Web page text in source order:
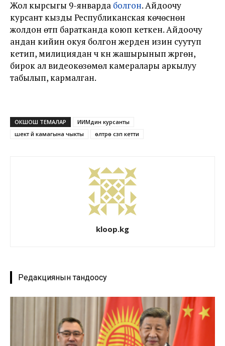
Жол кырсыгы 9-январда болгон. Айдоочу
курсант кызды Республиканская көчөсүнөн
жолдон өтүп баратканда коюп кеткен. Айдоочу
андан кийин окуя болгон жерден изин суутуп
кетип, милициядан үч күн жашырынып жүргөн,
бирок ал видеокөзөмөл камералары аркылуу
табылып, кармалган.
ОКШОШ ТЕМАЛАР
ИИМдин курсанты
шектүү үй камагына чыкты
өлтүрө сүзүп кетти
kloop.kg
Редакциянын тандоосу